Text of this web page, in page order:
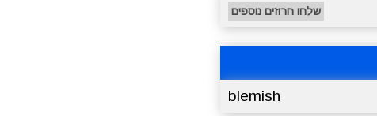
שלחו חרוזים נוספים
blemish